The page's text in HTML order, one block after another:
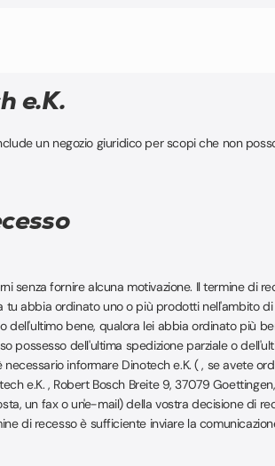
e.K.
un negozio giuridico per scopi che non
senza fornire alcuna motivazione. Il termine di
abbia ordinato uno o più prodotti nell'ambito
dell'ultimo bene, qualora lei abbia ordinato più
possesso dell'ultima spedizione parziale o
informare Dinotech e.K. ( , se avete
e.K. , Robert Bosch Breite 9, 37079
un fax o un'e-mail) della vostra decisione di
di recesso è sufficiente inviare la